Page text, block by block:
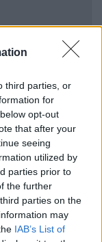
third parties, or
for
opt-out
that after your
seeing
utilized by
parties prior to
the further
parties on the
may
IAB’s List of
πολίτης
για
Ο ίδιος, η
στη
χρονιάς
παρέμεναν
όμως,
σε